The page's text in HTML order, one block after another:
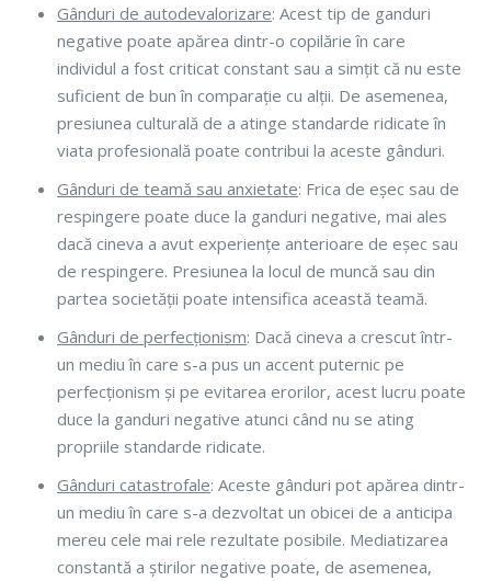
Gânduri de autodevalorizare: Acest tip de ganduri
negative poate apărea dintr-o copilărie în care
individul a fost criticat constant sau a simțit că nu este
suficient de bun în comparație cu alții. De asemenea,
presiunea culturală de a atinge standarde ridicate în
viata profesională poate contribui la aceste gânduri.
Gânduri de teamă sau anxietate: Frica de eșec sau de
respingere poate duce la ganduri negative, mai ales
dacă cineva a avut experiențe anterioare de eșec sau
de respingere. Presiunea la locul de muncă sau din
partea societății poate intensifica această teamă.
Gânduri de perfecționism: Dacă cineva a crescut într-
un mediu în care s-a pus un accent puternic pe
perfecționism și pe evitarea erorilor, acest lucru poate
duce la ganduri negative atunci când nu se ating
propriile standarde ridicate.
Gânduri catastrofale: Aceste gânduri pot apărea dintr-
un mediu în care s-a dezvoltat un obicei de a anticipa
mereu cele mai rele rezultate posibile. Mediatizarea
constantă a știrilor negative poate, de asemenea,